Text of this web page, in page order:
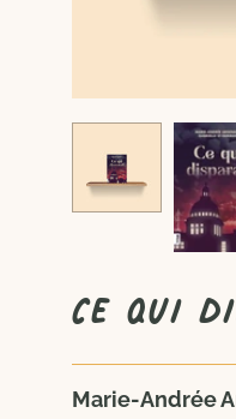
Ce qui
Marie-Andrée